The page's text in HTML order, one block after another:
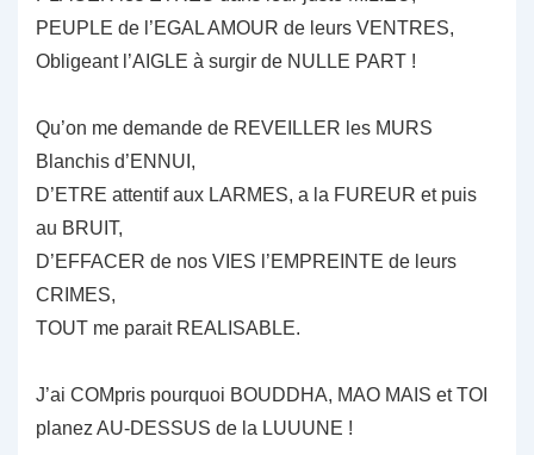
PEUPLE de l’EGAL AMOUR de leurs VENTRES,
Obligeant l’AIGLE à surgir de NULLE PART !
Qu’on me demande de REVEILLER les MURS
Blanchis d’ENNUI,
D’ETRE attentif aux LARMES, a la FUREUR et puis
au BRUIT,
D’EFFACER de nos VIES l’EMPREINTE de leurs
CRIMES,
TOUT me parait REALISABLE.
J’ai COMpris pourquoi BOUDDHA, MAO MAIS et TOI
planez AU-DESSUS de la LUUUNE !